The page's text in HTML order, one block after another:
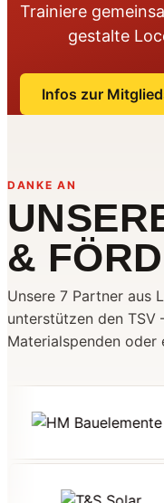
Trainiere
gestalte
Infos zur
DANKE AN
&
Unsere 7 Partner aus
unterstützen den
Materialspenden oder